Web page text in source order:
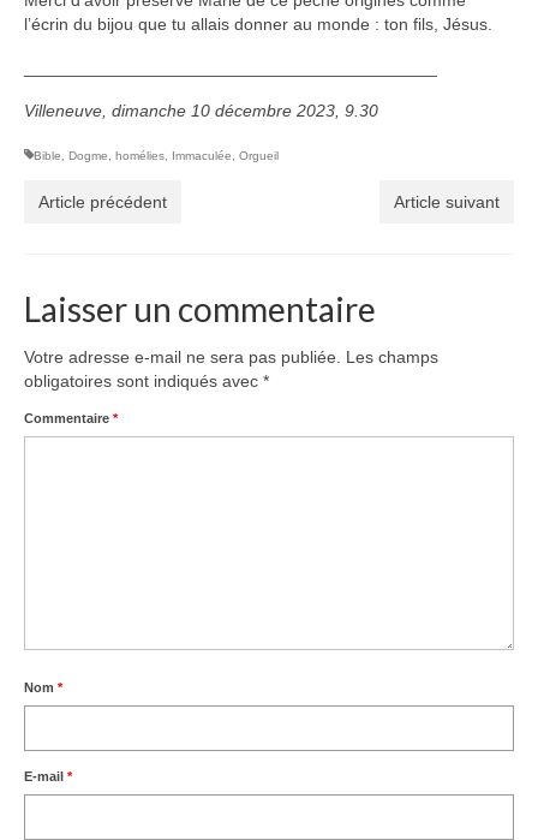
l’écrin du bijou que tu allais donner au monde : ton fils, Jésus.
Villeneuve, dimanche 10 décembre 2023, 9.30
Bible Dogme homélies Immaculée Orgueil
Article précédent Article suivant
Laisser un commentaire
Votre adresse e-mail ne sera pas publiée.
Les champs
obligatoires sont indiqués avec *
Commentaire *
Nom *
E-mail *